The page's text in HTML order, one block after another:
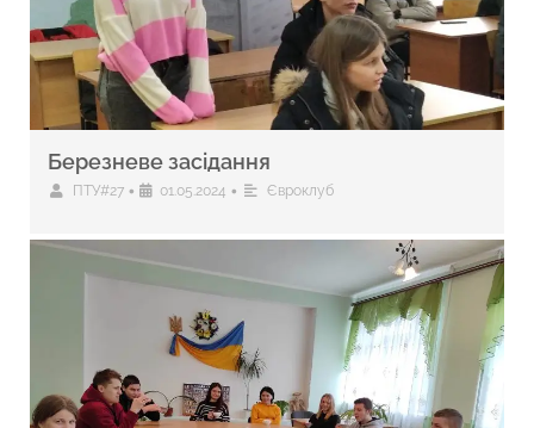
Березневе засідання
ПТУ#27 • 01.05.2024 • Євроклуб